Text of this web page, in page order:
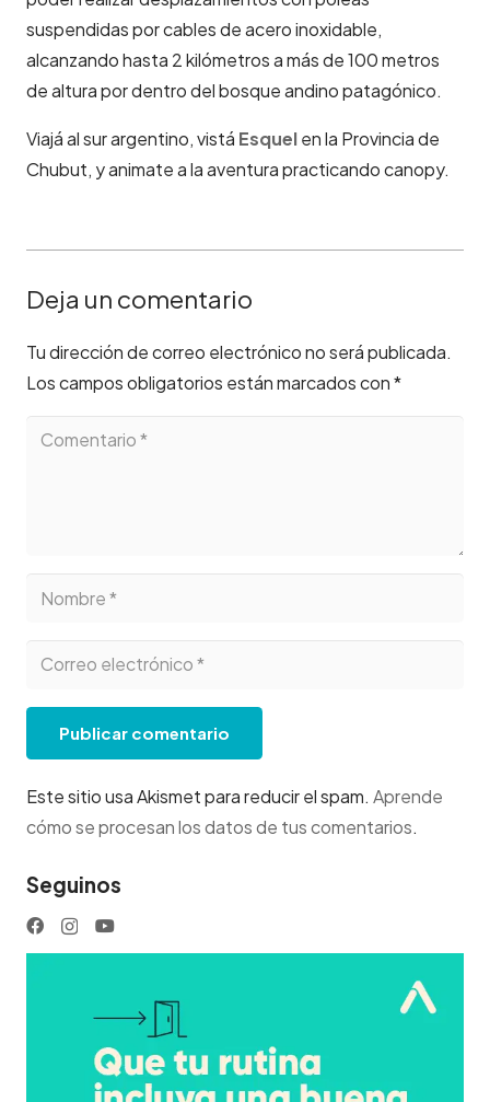
suspendidas por cables de acero inoxidable,
alcanzando hasta 2 kilómetros a más de 100 metros
de altura por dentro del bosque andino patagónico.
Viajá al sur argentino, vistá Esquelen la Provincia de
Chubut, y animate a la aventura practicando canopy.
Deja un comentario
Tu dirección de correo electrónico no será publicada.
Los campos obligatorios están marcados con*
Publicar comentario
Este sitio usa Akismet para reducir el spam. Aprende
cómo se procesan los datos de tus comentarios.
Seguinos